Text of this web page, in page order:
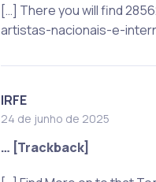
[…] There you will find
artistas-nacionais-e-
IRFE
24 de junho de 2025
… [Trackback]